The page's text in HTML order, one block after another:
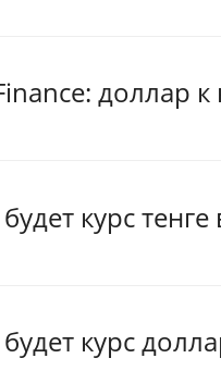
доллар к
курс
курс